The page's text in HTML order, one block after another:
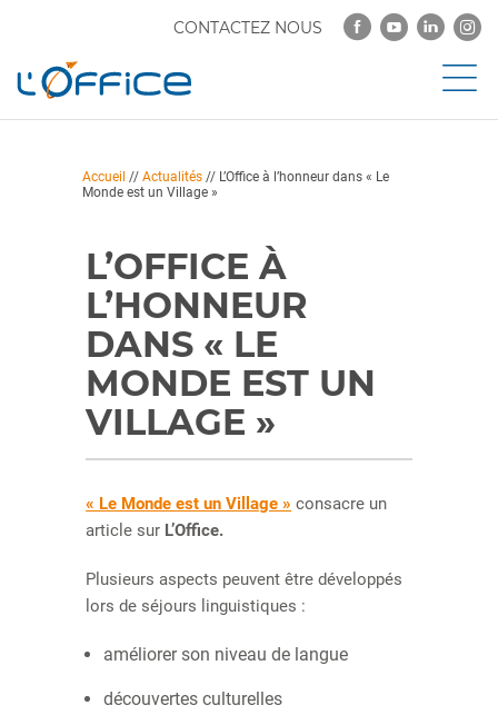
CONTACTEZ NOUS
Accueil // Actualités // L’Office à l’honneur dans « Le
Monde est un Village »
L’OFFICE À
L’HONNEUR
DANS « LE
MONDE EST UN
VILLAGE »
« Le Monde est un Village » consacre un
article sur L’Office.
Plusieurs aspects peuvent être développés
lors de séjours linguistiques :
améliorer son niveau de langue
découvertes culturelles